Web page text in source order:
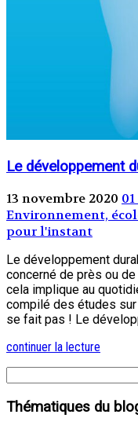
Le développement
13 novembre 2020
Environnement,
pour l'instant
Le développement
concerné de près ou
cela implique au
compilé des études
se fait pas ! Le
continuer la lecture
Thématiques du